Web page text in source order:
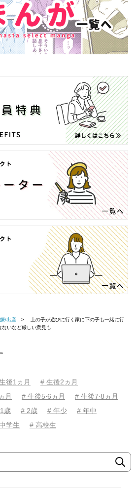
/出産
ないなど厳しい意見も
後1ヵ月
# 生後2ヵ月
月 # 生後5⋅6ヵ月
# 生後7⋅8ヵ月
歳 # 2歳 # 年少
# 年中
学生 # 高校生